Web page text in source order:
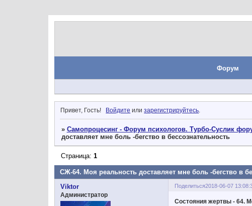
Форум
Привет, Гость! Войдите илизарегистрируйтесь
» Самопроцесинг - Форум психологов. Турбо-Суслик
доставляет мне боль -бегство в бессознательность
СЖ-64. Моя реальность доставляет мне боль -бегство в
Страница: 1
Поделиться2018-06-07
Viktor
Администратор
Состояния жертвы - 64.